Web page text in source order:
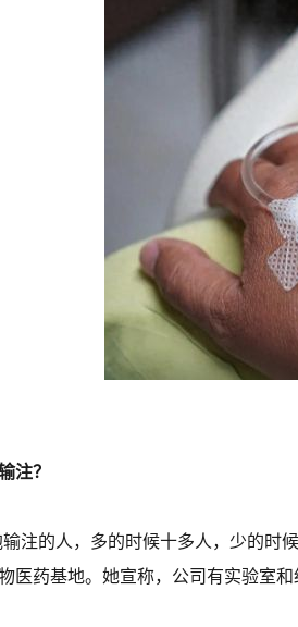
注？
输注的人，多的时候十多人，少的时
医药基地。她宣称，公司有实验室